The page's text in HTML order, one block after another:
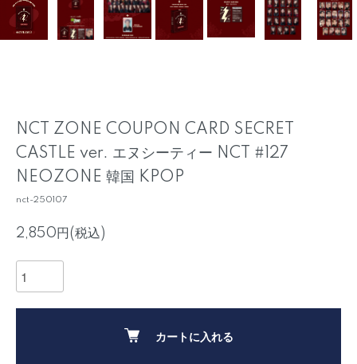
NCT ZONE COUPON CARD SECRET
CASTLE ver. エヌシーティー NCT #127
NEOZONE 韓国 KPOP
nct-250107
2,850円(税込)
カートに入れる